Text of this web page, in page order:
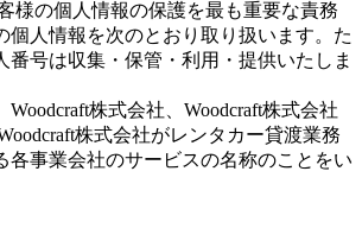
様の個人情報の保護を最も重要な責務
個人情報を次のとおり取り扱います。た
番号は収集・保管・利用・提供いたしま
株式会社、Woodcraft株式会社
株式会社がレンタカー貸渡業務
各事業会社のサービスの名称のことをい